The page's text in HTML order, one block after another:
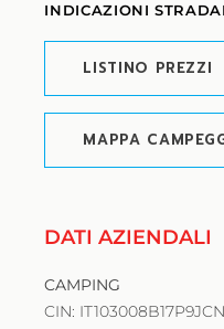
INDICAZIONI
LISTINO PREZZI
MAPPA
DATI AZIENDALI
CAMPING
CIN: